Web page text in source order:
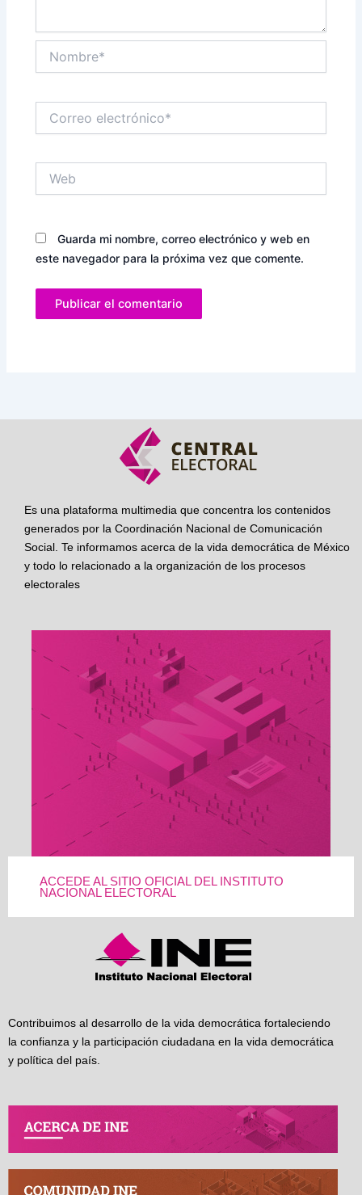
electrónico*
Guarda mi nombre, correo electrónico y web en
este navegador para la próxima vez que comente.
Es una plataforma multimedia que concentra los contenidos
generados por la Coordinación Nacional de Comunicación
Social. Te informamos acerca de la vida democrática de México
y todo lo relacionado a la organización de los procesos
electorales
ACCEDE AL SITIO OFICIAL DEL INSTITUTO
NACIONAL ELECTORAL
Contribuimos al desarrollo de la vida democrática fortaleciendo
la confianza y la participación ciudadana en la vida democrática
y política del país.